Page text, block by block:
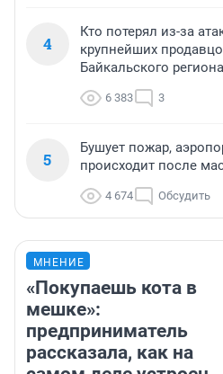
4
Кто потерял из-за
крупнейших
Байкальского региона
6 383 3
5
Бушует пожар,
происходит после
4 674 Обсудить
МНЕНИЕ
«Покупаешь кота в
мешке»:
предприниматель
рассказала, как на